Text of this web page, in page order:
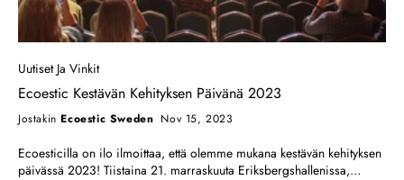
Uutiset Ja Vinkit
Ecoestic Kestävän Kehityksen Päivänä 2023
JostakinEcoestic Sweden Nov 15, 2023
Ecoesticilla on ilo ilmoittaa, että olemme mukana kestävän kehityksen
päivässä 2023! Tiistaina 21. marraskuuta Eriksbergshallenissa,